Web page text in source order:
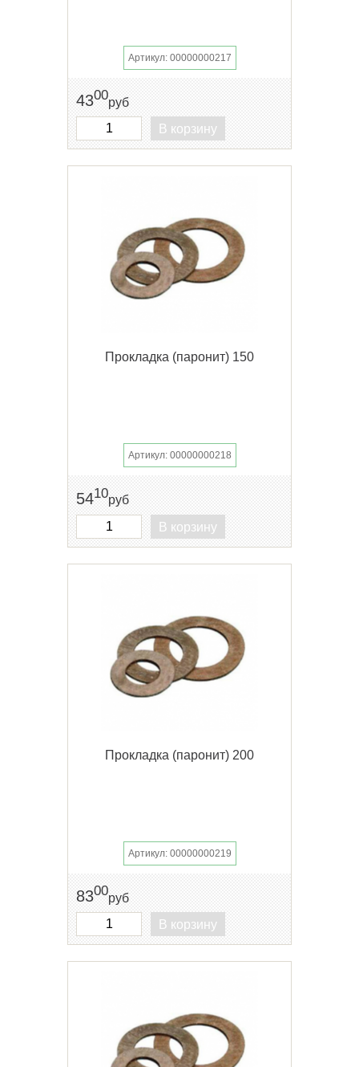
Артикул: 00000000217
4300руб
В корзину
Прокладка (паронит) 150
Артикул: 00000000218
5410руб
В корзину
Прокладка (паронит) 200
Артикул: 00000000219
8300руб
В корзину